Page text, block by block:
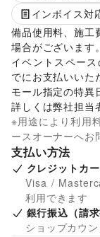
インボイス対
備品使用料、施工
場合がございます
イベントスペー
でにお支払いいた
モール指定の特異
詳しくは弊社担当
※用途により利用
ースオーナーへお
支払い方法
クレジットカ
Visa /
利用できます
銀行振込（請求
ショップカウ